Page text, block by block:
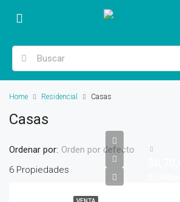
Home Residencial Casas
Casas
6 Propiedades
Ordenar por: Orden por defecto